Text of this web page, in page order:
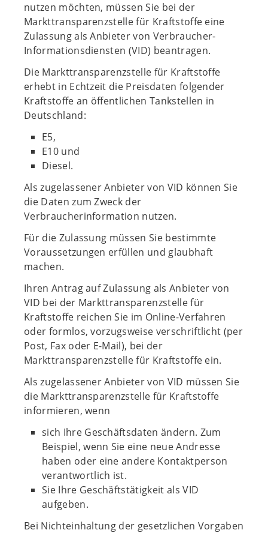
nutzen möchten, müssen Sie bei der
Markttransparenzstelle für Kraftstoffe eine
Zulassung als Anbieter von Verbraucher-
Informationsdiensten (VID) beantragen.
Die Markttransparenzstelle für Kraftstoffe
erhebt in Echtzeit die Preisdaten folgender
Kraftstoffe an öffentlichen Tankstellen in
Deutschland:
E5,
E10 und
Diesel.
Als zugelassener Anbieter von VID können Sie
die Daten zum Zweck der
Verbraucherinformation nutzen.
Für die Zulassung müssen Sie bestimmte
Voraussetzungen erfüllen und glaubhaft
machen.
Ihren Antrag auf Zulassung als Anbieter von
VID bei der Markttransparenzstelle für
Kraftstoffe reichen Sie im Online-Verfahren
oder formlos, vorzugsweise verschriftlicht (per
Post, Fax oder E-Mail), bei der
Markttransparenzstelle für Kraftstoffe ein.
Als zugelassener Anbieter von VID müssen Sie
die Markttransparenzstelle für Kraftstoffe
informieren, wenn
sich Ihre Geschäftsdaten ändern. Zum
Beispiel, wenn Sie eine neue Andresse
haben oder eine andere Kontaktperson
verantwortlich ist.
Sie Ihre Geschäftstätigkeit als VID
aufgeben.
Bei Nichteinhaltung der gesetzlichen Vorgaben